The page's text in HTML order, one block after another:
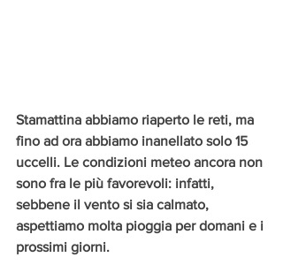
Stamattina abbiamo riaperto le reti, ma
fino ad ora abbiamo inanellato solo 15
uccelli. Le condizioni meteo ancora non
sono fra le più favorevoli: infatti,
sebbene il vento si sia calmato,
aspettiamo molta pioggia per domani e i
prossimi giorni.